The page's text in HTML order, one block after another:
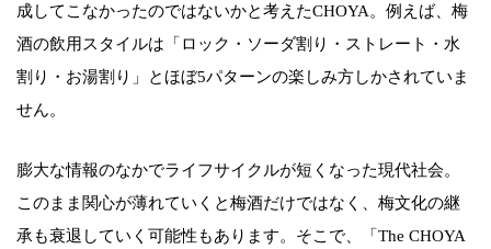
成してこなかったのではないかと考えたCHOYA。例えば、梅
酒の飲用スタイルは「ロック・ソーダ割り・ストレート・水
割り・お湯割り」とほぼ5パターンの楽しみ方しかされていま
せん。
膨大な情報のなかでライフサイクルが短くなった現代社会。
このまま関心が薄れていくと梅酒だけではなく、梅文化の継
承も衰退していく可能性もあります。そこで、「The CHOYA